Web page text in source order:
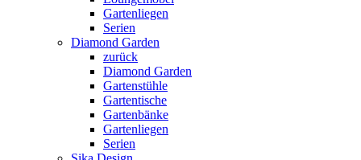
Gartenliegen
Serien
Diamond Garden
zurück
Diamond Garden
Gartenstühle
Gartentische
Gartenbänke
Gartenliegen
Serien